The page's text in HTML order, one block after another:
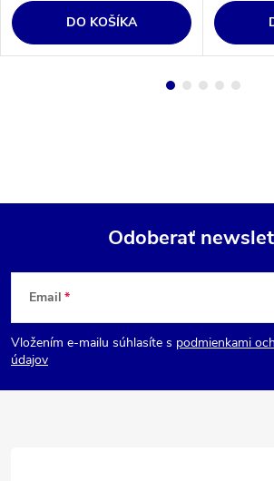
DO KOŠÍKA
Z
p
t
Odoberať
Email
Vložením e-mailu súhlasíte s podmienkami
údajov